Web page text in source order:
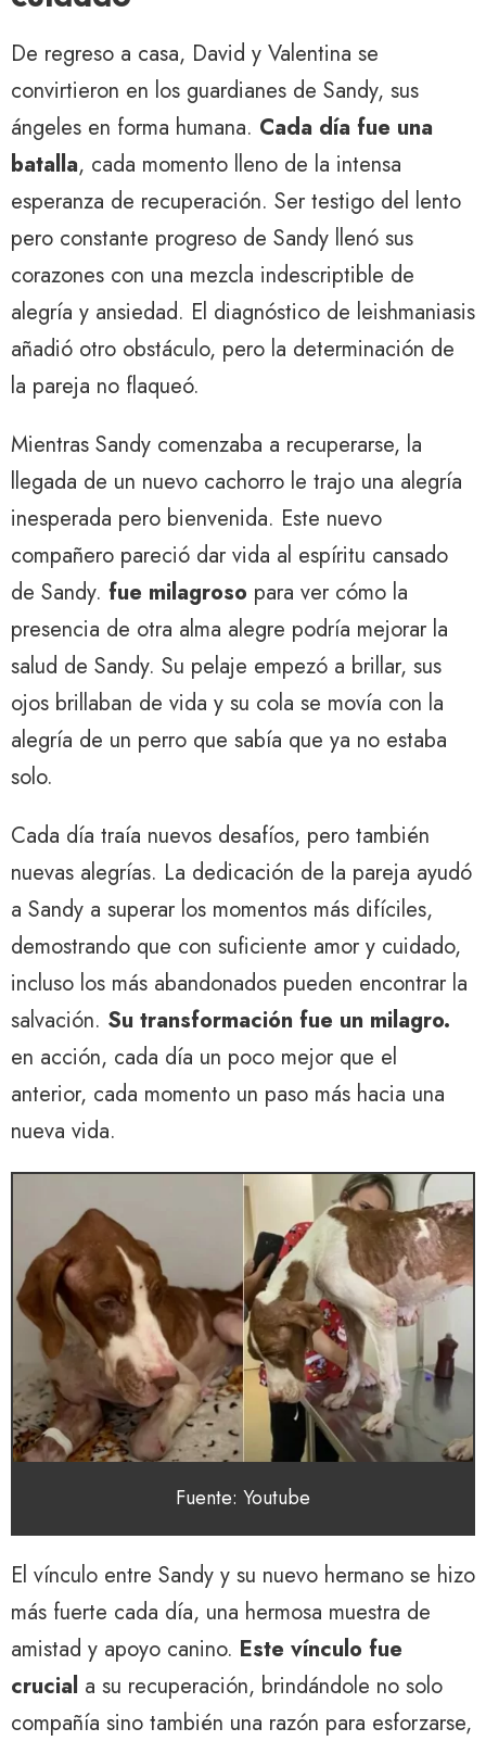
De regreso a casa, David y Valentina se
convirtieron en los guardianes de Sandy, sus
ángeles en forma humana. Cada día fue una
batalla, cada momento lleno de la intensa
esperanza de recuperación. Ser testigo del lento
pero constante progreso de Sandy llenó sus
corazones con una mezcla indescriptible de
alegría y ansiedad. El diagnóstico de leishmaniasis
añadió otro obstáculo, pero la determinación de
la pareja no flaqueó.
Mientras Sandy comenzaba a recuperarse, la
llegada de un nuevo cachorro le trajo una alegría
inesperada pero bienvenida. Este nuevo
compañero pareció dar vida al espíritu cansado
de Sandy. fue milagroso para ver cómo la
presencia de otra alma alegre podría mejorar la
salud de Sandy. Su pelaje empezó a brillar, sus
ojos brillaban de vida y su cola se movía con la
alegría de un perro que sabía que ya no estaba
solo.
Cada día traía nuevos desafíos, pero también
nuevas alegrías. La dedicación de la pareja ayudó
a Sandy a superar los momentos más difíciles,
demostrando que con suficiente amor y cuidado,
incluso los más abandonados pueden encontrar la
salvación. Su transformación fue un milagro.
en acción, cada día un poco mejor que el
anterior, cada momento un paso más hacia una
nueva vida.
Fuente: Youtube
El vínculo entre Sandy y su nuevo hermano se hizo
más fuerte cada día, una hermosa muestra de
amistad y apoyo canino. Este vínculo fue
crucial a su recuperación, brindándole no solo
compañía sino también una razón para esforzarse,